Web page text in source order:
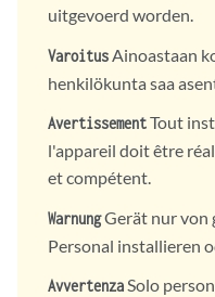
uitgevoerd worden.
VaroitusAinoastaan
henkilökunta saa
AvertissementTout
l'appareil doit être
et compétent.
WarnungGerät nur von
Personal installieren
AvvertenzaSolo